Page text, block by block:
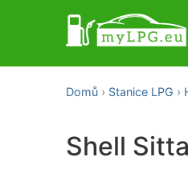
Domů Stanice LPG
Shell